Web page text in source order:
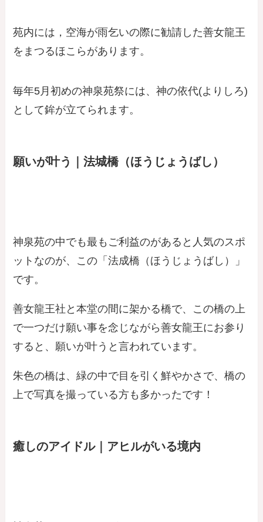
苑内には，空海が雨乞いの際に勧請した善女龍王
をまつるほこらがあります。
毎年5月初めの神泉苑祭には、神の依代(よりしろ)
として鉾が立てられます。
願いが叶う｜法城橋（ほうじょうばし）
神泉苑の中でも最もご利益のがあると人気のスポ
ットなのが、この「法成橋（ほうじょうばし）」
です。
善女龍王社と本堂の間に架かる橋で、この橋の上
で一つだけ願い事を念じながら善女龍王にお参り
すると、願いが叶うと言われています。
朱色の橋は、緑の中で目を引く鮮やかさで、橋の
上で写真を撮っている方も多かったです！
癒しのアイドル｜アヒルがいる境内